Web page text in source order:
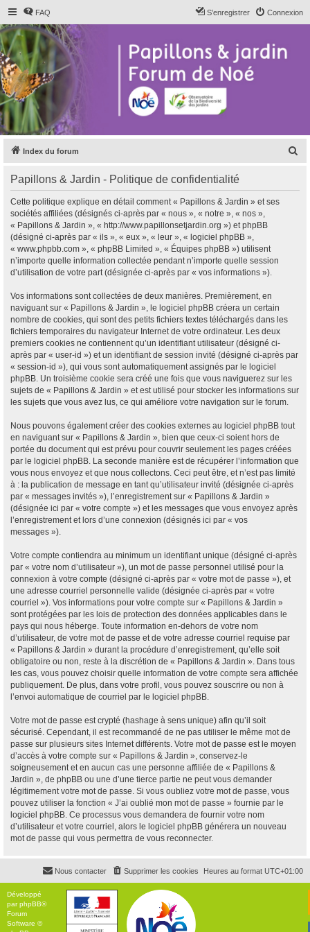
FAQ Connexion
S’enregistrer
Index du forum
Papillons & Jardin - Politique de confidentialité
Cette politique explique en détail comment « Papillons & Jardin » et ses
sociétés affiliées (désignés ci-après par « nous », « notre », « nos »,
« Papillons & Jardin », « http://www.papillonsetjardin.org ») et phpBB
(désigné ci-après par « ils », « eux », « leur », « logiciel phpBB »,
« www.phpbb.com », « phpBB Limited », « Équipes phpBB ») utilisent
n’importe quelle information collectée pendant n’importe quelle session
d’utilisation de votre part (désignée ci-après par « vos informations »).
Vos informations sont collectées de deux manières. Premièrement, en
naviguant sur « Papillons & Jardin », le logiciel phpBB créera un certain
nombre de cookies, qui sont des petits fichiers textes téléchargés dans les
fichiers temporaires du navigateur Internet de votre ordinateur. Les deux
premiers cookies ne contiennent qu’un identifiant utilisateur (désigné ci-
après par « user-id ») et un identifiant de session invité (désigné ci-après par
« session-id »), qui vous sont automatiquement assignés par le logiciel
phpBB. Un troisième cookie sera créé une fois que vous naviguerez sur les
sujets de « Papillons & Jardin » et est utilisé pour stocker les informations sur
les sujets que vous avez lus, ce qui améliore votre navigation sur le forum.
Nous pouvons également créer des cookies externes au logiciel phpBB tout
en naviguant sur « Papillons & Jardin », bien que ceux-ci soient hors de
portée du document qui est prévu pour couvrir seulement les pages créées
par le logiciel phpBB. La seconde manière est de récupérer l’information que
vous nous envoyez et que nous collectons. Ceci peut être, et n’est pas limité
à : la publication de message en tant qu’utilisateur invité (désignée ci-après
par « messages invités »), l’enregistrement sur « Papillons & Jardin »
(désignée ici par « votre compte ») et les messages que vous envoyez après
l’enregistrement et lors d’une connexion (désignés ici par « vos
messages »).
Votre compte contiendra au minimum un identifiant unique (désigné ci-après
par « votre nom d’utilisateur »), un mot de passe personnel utilisé pour la
connexion à votre compte (désigné ci-après par « votre mot de passe »), et
une adresse courriel personnelle valide (désignée ci-après par « votre
courriel »). Vos informations pour votre compte sur « Papillons & Jardin »
sont protégées par les lois de protection des données applicables dans le
pays qui nous héberge. Toute information en-dehors de votre nom
d’utilisateur, de votre mot de passe et de votre adresse courriel requise par
« Papillons & Jardin » durant la procédure d’enregistrement, qu’elle soit
obligatoire ou non, reste à la discrétion de « Papillons & Jardin ». Dans tous
les cas, vous pouvez choisir quelle information de votre compte sera affichée
publiquement. De plus, dans votre profil, vous pouvez souscrire ou non à
l’envoi automatique de courriel par le logiciel phpBB.
Votre mot de passe est crypté (hashage à sens unique) afin qu’il soit
sécurisé. Cependant, il est recommandé de ne pas utiliser le même mot de
passe sur plusieurs sites Internet différents. Votre mot de passe est le moyen
d’accès à votre compte sur « Papillons & Jardin », conservez-le
soigneusement et en aucun cas une personne affiliée de « Papillons &
Jardin », de phpBB ou une d’une tierce partie ne peut vous demander
légitimement votre mot de passe. Si vous oubliez votre mot de passe, vous
pouvez utiliser la fonction « J’ai oublié mon mot de passe » fournie par le
logiciel phpBB. Ce processus vous demandera de fournir votre nom
d’utilisateur et votre courriel, alors le logiciel phpBB générera un nouveau
mot de passe qui vous permettra de vous reconnecter.
Heures au format UTC+01:00
Supprimer les cookies
Nous contacter
Développé
parphpBB®
Forum
Software ©